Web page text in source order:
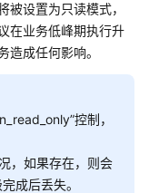
设置为只读模式，
在业务低峰期执行升
成任何影响。
控制，
，如果存在，则会
成后丢失。